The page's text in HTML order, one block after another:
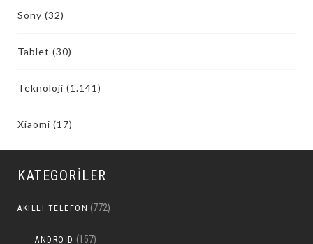
Sony (32)
Tablet (30)
Teknoloji (1.141)
Xiaomi (17)
KATEGORILER
AKILLI TELEFON (772)
ANDROID (157)